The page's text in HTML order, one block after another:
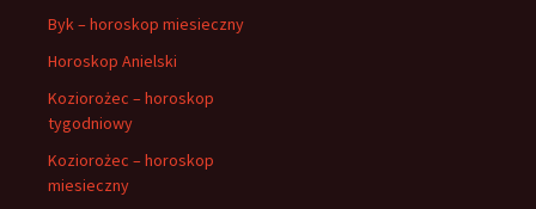
Byk – horoskop miesieczny
Horoskop Anielski
Koziorożec – horoskop
tygodniowy
Koziorożec – horoskop
miesieczny